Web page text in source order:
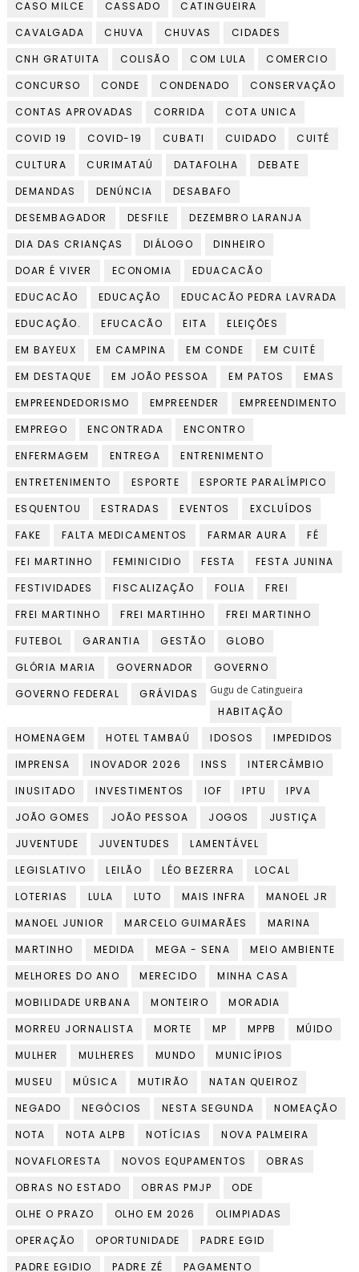
CASO MILCE
CASSADO
CATINGUEIRA
CAVALGADA
CHUVA CHUVAS
CIDADES
CNH GRATUITA
COLISÃO COM LULA
COMERCIO
CONCURSO
CONDE CONDENADO
CONSERVAÇÃO
CONTAS APROVADAS
CORRIDA
COTA UNICA
COVID 19
COVID-19 CUBATI CUIDADO
CUITÉ
CULTURA
CURIMATAÚ DATAFOLHA
DEBATE
DEMANDAS
DENÚNCIA
DESABAFO
DESEMBAGADOR
DESFILE
DEZEMBRO LARANJA
DIA DAS CRIANÇAS
DIÁLOGO
DINHEIRO
DOAR É VIVER
ECONOMIA
EDUACACÃO
EDUCACÃO
EDUCAÇÃO
EDUCACÃO PEDRA LAVRADA
EDUCAÇÃO.
EFUCACÃO EITA
ELEIÇÕES
EM BAYEUX
EM CAMPINA EM CONDE
EM CUITÉ
EM DESTAQUE
EM JOÃO PESSOA EM PATOS
EMAS
EMPREENDEDORISMO
EMPREENDER
EMPREENDIMENTO
EMPREGO
ENCONTRADA
ENCONTRO
ENFERMAGEM
ENTREGA
ENTRENIMENTO
ENTRETENIMENTO
ESPORTE
ESPORTE PARALÍMPICO
ESQUENTOU
ESTRADAS EVENTOS
EXCLUÍDOS
FAKE
FALTA MEDICAMENTOS FARMAR AURA
FÉ
FEI MARTINHO
FEMINICIDIO FESTA
FESTA JUNINA
FESTIVIDADES
FISCALIZAÇÃO FOLIA
FREI
FREI MARTINHO
FREI MARTIHHO
FREI MARTINHO
FUTEBOL
GARANTIA GESTÃO
GLOBO
GLÓRIA MARIA
GOVERNADOR
GOVERNO
GOVERNO FEDERAL
GRÁVIDAS
Gugu de Catingueira
HABITAÇÃO
HOMENAGEM
HOTEL TAMBAÚ IDOSOS
IMPEDIDOS
IMPRENSA
INOVADOR 2026 INSS
INTERCÂMBIO
INUSITADO
INVESTIMENTOS IOF IPTU
IPVA
JOÃO GOMES
JOÃO PESSOA JOGOS
JUSTIÇA
JUVENTUDE
JUVENTUDES
LAMENTÁVEL
LEGISLATIVO
LEILÃO LÉO BEZERRA
LOCAL
LOTERIAS
LULA LUTO MAIS INFRA
MANOEL JR
MANOEL JUNIOR
MARCELO GUIMARÃES
MARINA
MARTINHO
MEDIDA MEGA - SENA
MEIO AMBIENTE
MELHORES DO ANO
MERECIDO
MINHA CASA
MOBILIDADE URBANA
MONTEIRO
MORADIA
MORREU JORNALISTA
MORTE MP MPPB
MÚIDO
MULHER
MULHERES MUNDO
MUNICÍPIOS
MUSEU
MÚSICA MUTIRÃO
NATAN QUEIROZ
NEGADO
NEGÓCIOS NESTA SEGUNDA
NOMEAÇÃO
NOTA
NOTA ALPB NOTÍCIAS
NOVA PALMEIRA
NOVAFLORESTA
NOVOS EQUPAMENTOS
OBRAS
OBRAS NO ESTADO
OBRAS PMJP
ODE
OLHE O PRAZO
OLHO EM 2026
OLIMPIADAS
OPERAÇÃO
OPORTUNIDADE
PADRE EGID
PADRE EGIDIO
PADRE ZÉ
PAGAMENTO